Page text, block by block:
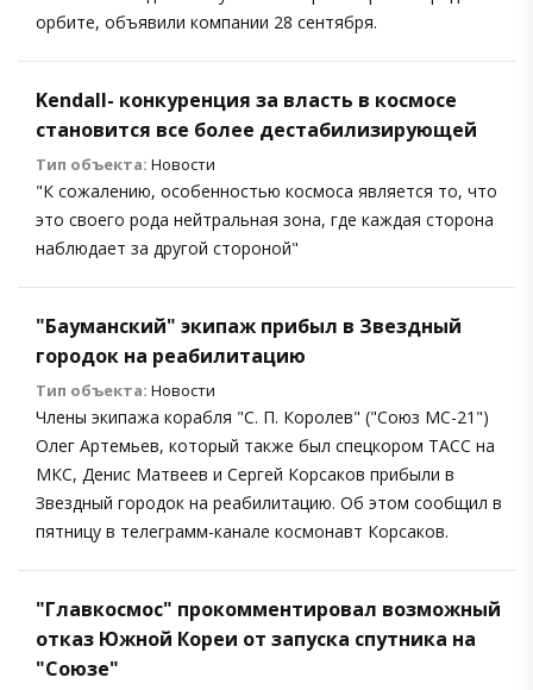
орбите, объявили компании 28 сентября.
Kendall- конкуренция за власть в космосе
становится все более дестабилизирующей
Тип объекта: Новости
"К сожалению, особенностью космоса является то, что
это своего рода нейтральная зона, где каждая сторона
наблюдает за другой стороной"
"Бауманский" экипаж прибыл в Звездный
городок на реабилитацию
Тип объекта: Новости
Члены экипажа корабля "С. П. Королев" ("Союз МС-21")
Олег Артемьев, который также был спецкором ТАСС на
МКС, Денис Матвеев и Сергей Корсаков прибыли в
Звездный городок на реабилитацию. Об этом сообщил в
пятницу в телеграмм-канале космонавт Корсаков.
"Главкосмос" прокомментировал возможный
отказ Южной Кореи от запуска спутника на
"Союзе"